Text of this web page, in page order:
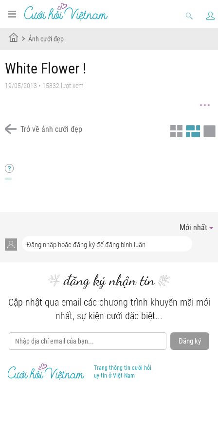
Ảnh cưới đẹp
White Flower !
19/05/2013 • 15832 lượt xem
Trở về ảnh cưới đẹp
áo cưới đẹp 2013
áo cưới đẹp 2013
áo cưới đẹp 2013
áo cưới đẹp 2013
áo cưới đẹp 2013
áo cưới đẹp 2013
Mới nhất
đăng ký nhận tin
Cập nhật qua email các chương trình khuyến mãi mới
nhất, sự kiện cưới đặc biệt...
Đăng ký
Trang thông tin cưới hỏi
uy tín ở Việt Nam